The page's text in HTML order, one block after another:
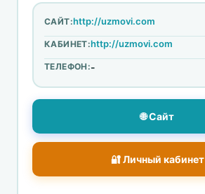
САЙТ:http://uzmovi.com
КАБИНЕТ:http://uzmovi.com
ТЕЛЕФОН:-
🌐 Сайт
🔐 Личный кабинет